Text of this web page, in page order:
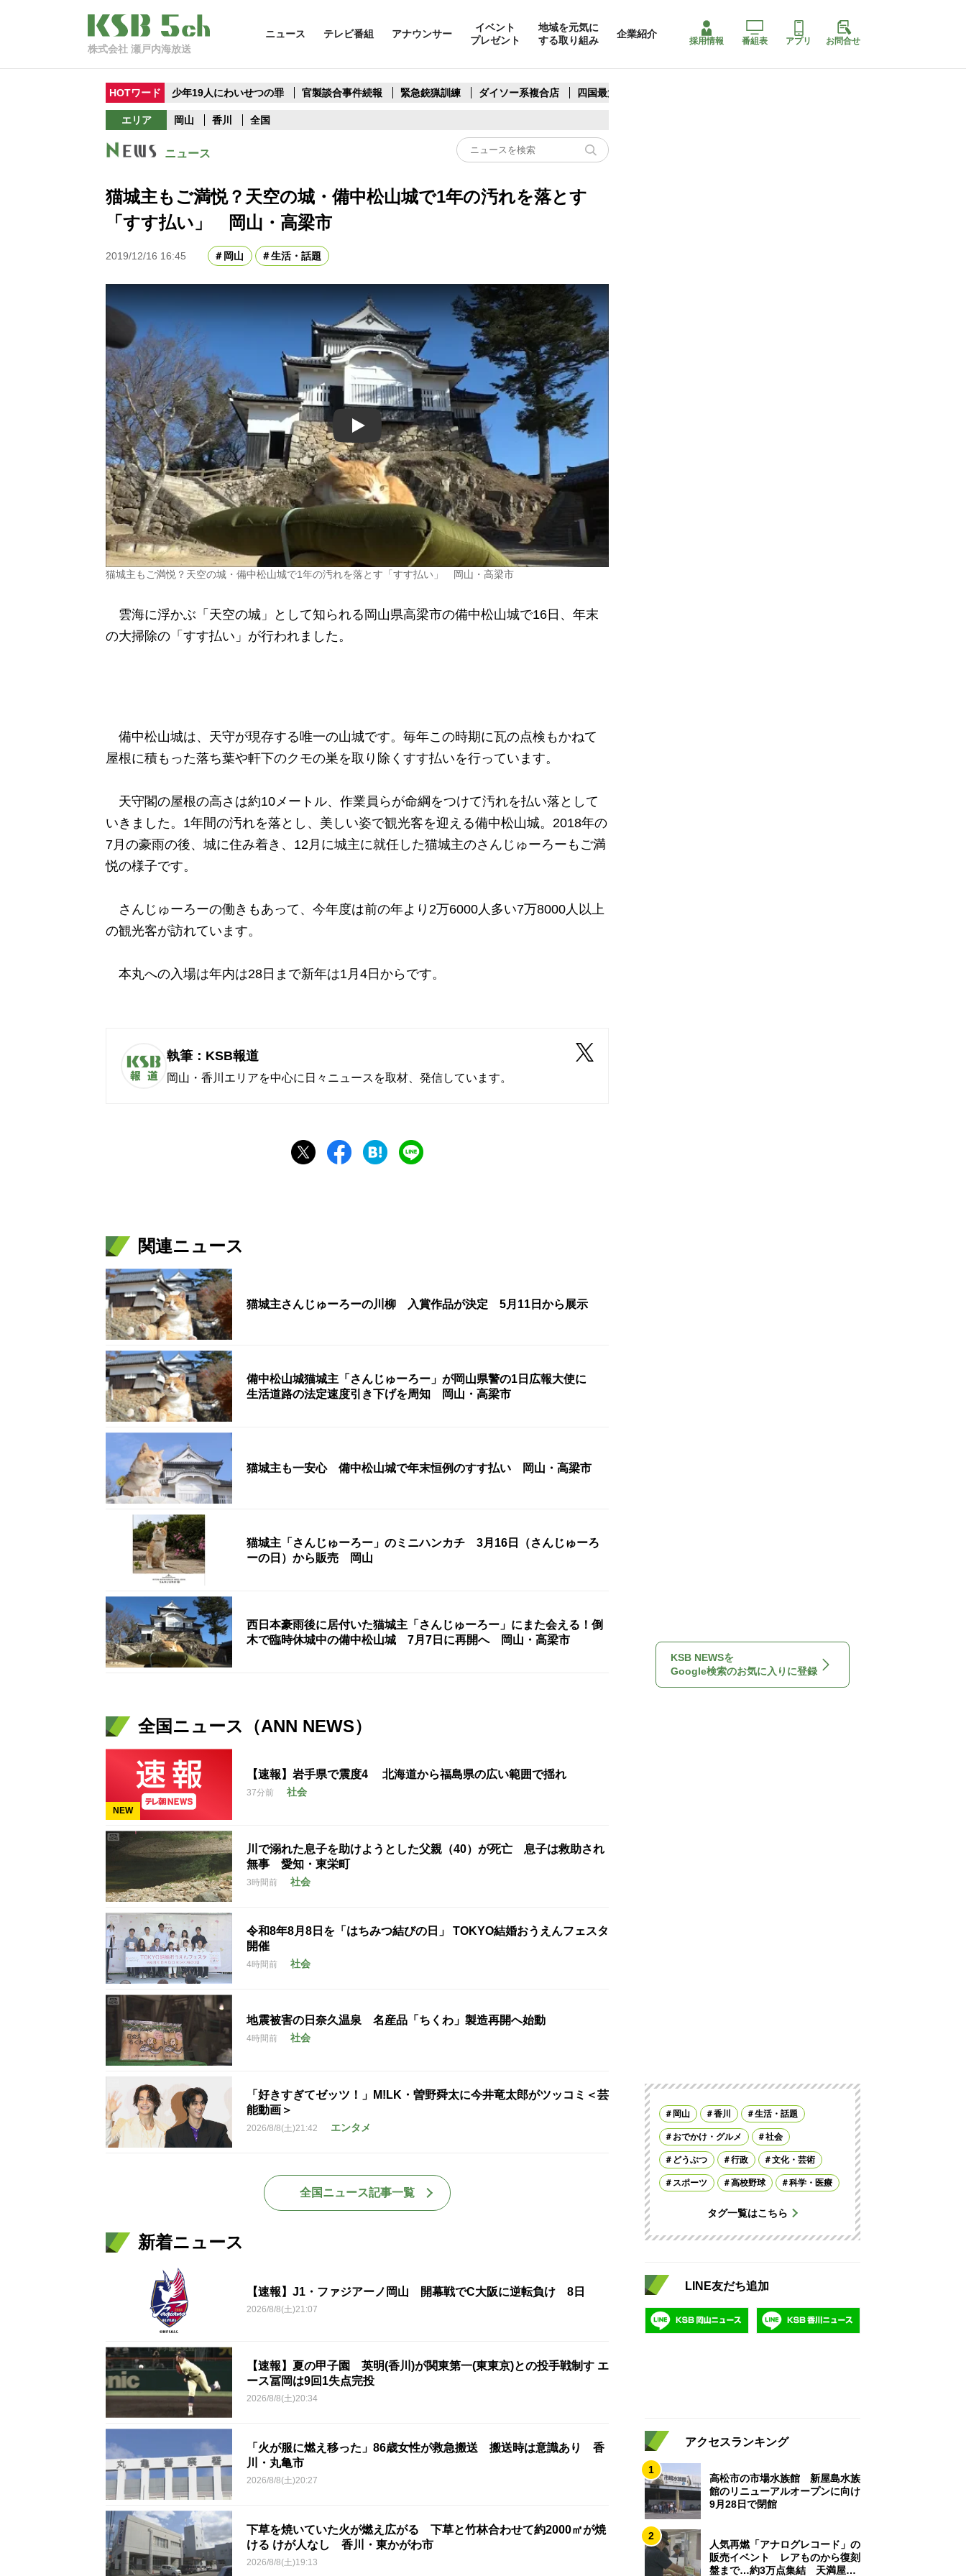
株式会社 瀬戸内海放送
ニュース テレビ番組 アナウンサー
イベント
プレゼント
地域を元気に
する取り組み
企業紹介
採用情報 番組表 アプリ お問合せ
HOTワード 少年19人にわいせつの罪 官製談合事件続報 緊急銃猟訓練 ダイソー系複合店 四国最大スリコ
エリア 岡山 香川 全国
ニュース
猫城主もご満悦？天空の城・備中松山城で1年の汚れを落とす
「すす払い」 岡山・高梁市
2019/12/16 16:45 岡山 生活・話題
Play
猫城主もご満悦？天空の城・備中松山城で1年の汚れを落とす「すす払い」 岡山・高梁市
雲海に浮かぶ「天空の城」として知られる岡山県高梁市の備中松山城で16日、年末
の大掃除の「すす払い」が行われました。
備中松山城は、天守が現存する唯一の山城です。毎年この時期に瓦の点検もかねて
屋根に積もった落ち葉や軒下のクモの巣を取り除くすす払いを行っています。
天守閣の屋根の高さは約10メートル、作業員らが命綱をつけて汚れを払い落として
いきました。1年間の汚れを落とし、美しい姿で観光客を迎える備中松山城。2018年の
7月の豪雨の後、城に住み着き、12月に城主に就任した猫城主のさんじゅーろーもご満
悦の様子です。
さんじゅーろーの働きもあって、今年度は前の年より2万6000人多い7万8000人以上
の観光客が訪れています。
本丸への入場は年内は28日まで新年は1月4日からです。
執筆：KSB報道
岡山・香川エリアを中心に日々ニュースを取材、発信しています。
関連ニュース
猫城主さんじゅーろーの川柳 入賞作品が決定 5月11日から展示
備中松山城猫城主「さんじゅーろー」が岡山県警の1日広報大使に
生活道路の法定速度引き下げを周知 岡山・高梁市
猫城主も一安心 備中松山城で年末恒例のすす払い 岡山・高梁市
猫城主「さんじゅーろー」のミニハンカチ 3月16日（さんじゅーろ
ーの日）から販売 岡山
西日本豪雨後に居付いた猫城主「さんじゅーろー」にまた会える！倒
木で臨時休城中の備中松山城 7月7日に再開へ 岡山・高梁市
全国ニュース（ANN NEWS）
NEW
【速報】岩手県で震度4 北海道から福島県の広い範囲で揺れ
37分前 社会
川で溺れた息子を助けようとした父親（40）が死亡 息子は救助され
無事 愛知・東栄町
3時間前 社会
令和8年8月8日を「はちみつ結びの日」 TOKYO結婚おうえんフェスタ
開催
4時間前 社会
地震被害の日奈久温泉 名産品「ちくわ」製造再開へ始動
4時間前 社会
「好きすぎてゼッツ！」M!LK・曽野舜太に今井竜太郎がツッコミ＜芸
能動画＞
2026/8/8(土)21:42 エンタメ
全国ニュース記事一覧
新着ニュース
【速報】J1・ファジアーノ岡山 開幕戦でC大阪に逆転負け 8日
2026/8/8(土)21:07
【速報】夏の甲子園 英明(香川)が関東第一(東東京)との投手戦制す エ
ース冨岡は9回1失点完投
2026/8/8(土)20:34
「火が服に燃え移った」86歳女性が救急搬送 搬送時は意識あり 香
川・丸亀市
2026/8/8(土)20:27
下草を焼いていた火が燃え広がる 下草と竹林合わせて約2000㎡が焼
ける けが人なし 香川・東かがわ市
2026/8/8(土)19:13
KSB NEWSを
Google検索のお気に入りに登録
岡山 香川 生活・話題
おでかけ・グルメ 社会
どうぶつ 行政 文化・芸術
スポーツ 高校野球 科学・医療
タグ一覧はこちら
LINE友だち追加
アクセスランキング
1
高松市の市場水族館 新屋島水族
館のリニューアルオープンに向け
9月28日で閉館
2
人気再燃「アナログレコード」の
販売イベント レアものから復刻
盤まで…約3万点集結 天満屋岡